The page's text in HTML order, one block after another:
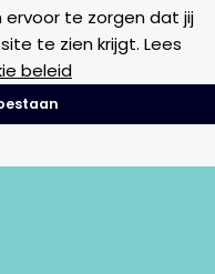
ervoor te zorgen dat jij
te zien krijgt. Lees
beleid